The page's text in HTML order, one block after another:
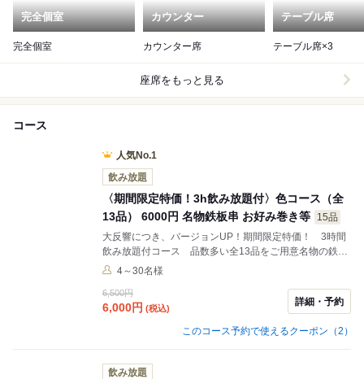
完全個室
完全個室
カウンター
カウンター席
テーブル席
テーブル席×3
座席をもっと見る
コース
人気No.1
飲み放題
〈期間限定特価！3h飲み放題付〉色コース（全
13品） 6000円 名物鉄板串 お好み巻き等
15品
大反響につき、バージョンUP！期間限定特価！ 3時間
飲み放題付コース 品数多い全13品をご用意名物の鉄板
串、お酒に合う鉄板一品、お好み焼き、季節のデザート
食事と会話が出来ます。会社の宴会等の下見でお使いの
際は次回予約等ご予算に合わせたご提案も可能ですので
4～30名様
6,500円
6,000円 (税込)
詳細・予約
このコース予約で使えるクーポン（2）
飲み放題